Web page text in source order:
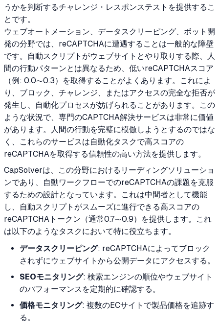
うかを判断するチャレンジ・レスポンステストを提供するこ
とです。
ウェブオートメーション、データスクリーピング、ボット開
発の分野では、reCAPTCHAに遭遇することは一般的な障壁
です。自動スクリプトがウェブサイトとやり取りする際、人
間の行動パターンとは異なるため、低いreCAPTCHAスコア
（例: 0.0〜0.3）を取得することがよくあります。これによ
り、ブロック、チャレンジ、またはアクセスの完全な拒否が
発生し、自動化プロセスが妨げられることがあります。この
ような状況で、専門のCAPTCHA解決サービスは非常に価値
があります。人間の行動を完璧に模倣しようとするのではな
く、これらのサービスは自動化タスクで高スコアの
reCAPTCHAを取得する信頼性の高い方法を提供します。
CapSolverは、この分野におけるリーディングソリューショ
ンであり、自動ワークフローでのreCAPTCHAの課題を克服
するための設計となっています。これは中間者として機能
し、自動スクリプトがスムーズに進行できる高スコアの
reCAPTCHAトークン（通常0.7〜0.9）を提供します。これ
は以下のようなタスクにおいて特に役立ちます。
データスクリーピング: reCAPTCHAによってブロック
されずにウェブサイトから公開データにアクセスする。
SEOモニタリング: 検索エンジンの順位やウェブサイト
のパフォーマンスを定期的に確認する。
価格モニタリング: 複数のECサイトで製品価格を追跡す
る。